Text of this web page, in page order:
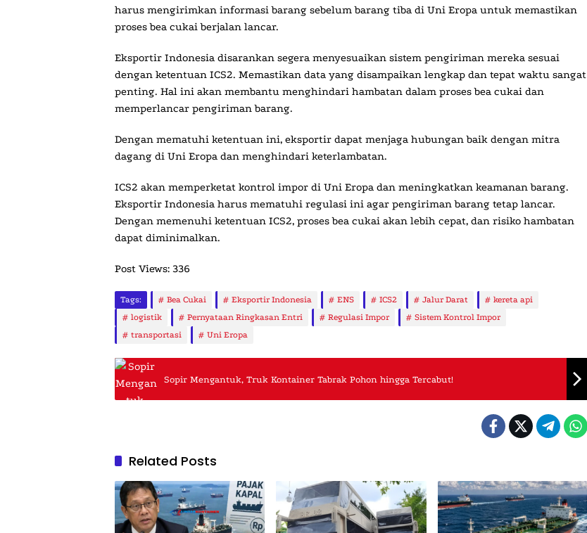
harus mengirimkan informasi barang sebelum barang tiba di Uni Eropa untuk memastikan
proses bea cukai berjalan lancar.
Eksportir Indonesia disarankan segera menyesuaikan sistem pengiriman mereka sesuai
dengan ketentuan ICS2. Memastikan data yang disampaikan lengkap dan tepat waktu sangat
penting. Hal ini akan membantu menghindari hambatan dalam proses bea cukai dan
memperlancar pengiriman barang.
Dengan mematuhi ketentuan ini, eksportir dapat menjaga hubungan baik dengan mitra
dagang di Uni Eropa dan menghindari keterlambatan.
ICS2 akan memperketat kontrol impor di Uni Eropa dan meningkatkan keamanan barang.
Eksportir Indonesia harus mematuhi regulasi ini agar pengiriman barang tetap lancar.
Dengan memenuhi ketentuan ICS2, proses bea cukai akan lebih cepat, dan risiko hambatan
dapat diminimalkan.
Post Views: 336
Tags: Bea Cukai Eksportir Indonesia ENS ICS2 Jalur Darat
kereta api
logistik
Pernyataan Ringkasan Entri Regulasi Impor
Sistem Kontrol Impor
transportasi
Uni Eropa
Sopir Mengantuk, Truk Kontainer Tabrak Pohon hingga Tercabut!
Related Posts